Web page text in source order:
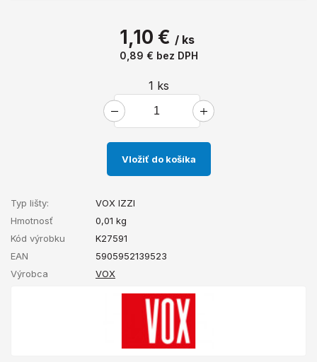
1,10 € / ks
0,89 € bez DPH
1 ks
Vložiť do košíka
Typ lišty:
VOX IZZI
Hmotnosť
0,01 kg
Kód výrobku
K27591
EAN
5905952139523
Výrobca
VOX